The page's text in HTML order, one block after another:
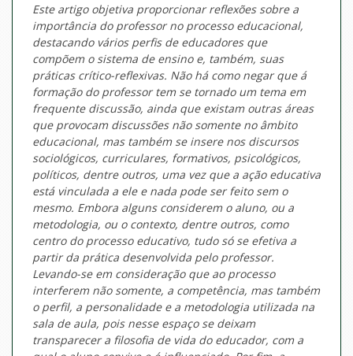
Este artigo objetiva proporcionar reflexões sobre a
importância do professor no processo educacional,
destacando vários perfis de educadores que
compõem o sistema de ensino e, também, suas
práticas crítico-reflexivas. Não há como negar que á
formação do professor tem se tornado um tema em
frequente discussão, ainda que existam outras áreas
que provocam discussões não somente no âmbito
educacional, mas também se insere nos discursos
sociológicos, curriculares, formativos, psicológicos,
políticos, dentre outros, uma vez que a ação educativa
está vinculada a ele e nada pode ser feito sem o
mesmo. Embora alguns considerem o aluno, ou a
metodologia, ou o contexto, dentre outros, como
centro do processo educativo, tudo só se efetiva a
partir da prática desenvolvida pelo professor.
Levando-se em consideração que ao processo
interferem não somente, a competência, mas também
o perfil, a personalidade e a metodologia utilizada na
sala de aula, pois nesse espaço se deixam
transparecer a filosofia de vida do educador, com a